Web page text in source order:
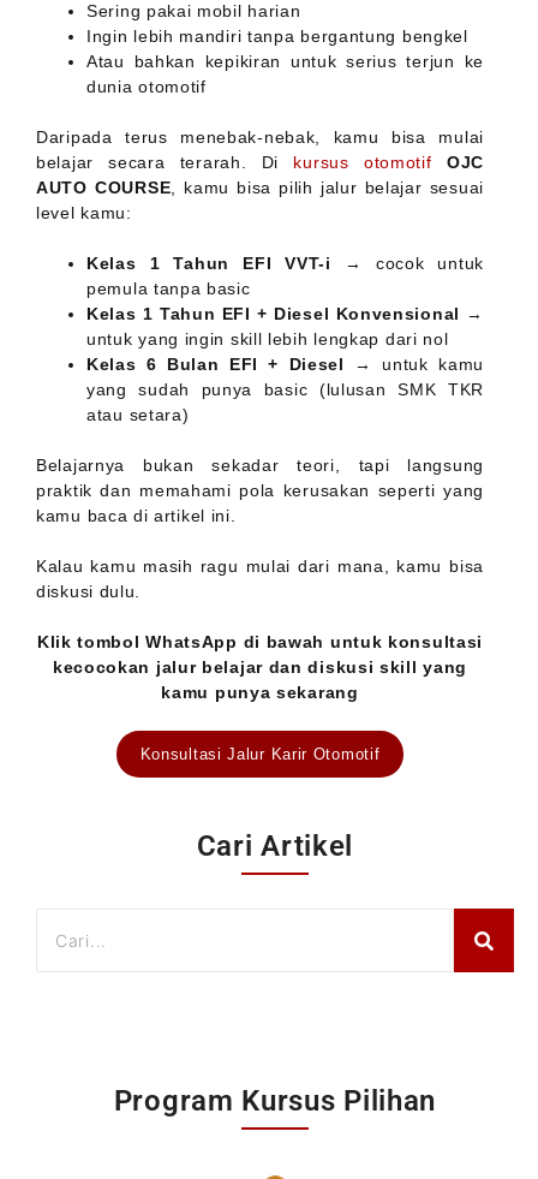
Sering pakai mobil harian
Ingin lebih mandiri tanpa bergantung bengkel
Atau bahkan kepikiran untuk serius terjun ke
dunia otomotif
Daripada terus menebak-nebak, kamu bisa mulai
belajar secara terarah. Di kursus otomotif OJC
AUTO COURSE, kamu bisa pilih jalur belajar sesuai
level kamu:
Kelas 1 Tahun EFI VVT-i
→ cocok untuk
pemula tanpa basic
Kelas 1 Tahun EFI + Diesel Konvensional →
untuk yang ingin skill lebih lengkap dari nol
Kelas 6 Bulan EFI + Diesel
→ untuk kamu
yang sudah punya basic (lulusan SMK TKR
atau setara)
Belajarnya bukan sekadar teori, tapi langsung
praktik dan memahami pola kerusakan seperti yang
kamu baca di artikel ini.
Kalau kamu masih ragu mulai dari mana, kamu bisa
diskusi dulu.
Klik tombol WhatsApp di bawah untuk konsultasi
kecocokan jalur belajar dan diskusi skill yang
kamu punya sekarang
Konsultasi Jalur Karir Otomotif
Cari Artikel
Program Kursus Pilihan